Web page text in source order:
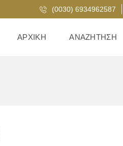
(0030) 6934962587
ΑΡΧΙΚΉ ΑΝΑΖΉΤΗΣΗ